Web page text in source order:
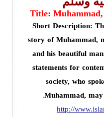
Title: Muhammad,
Short Description:
story of Muhammad,
and his beautiful
statements for
society, who
Muhammad,
.
http://